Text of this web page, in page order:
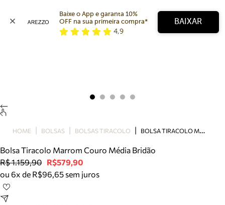
Bolsa
Tamanco
Tênis
Mule
Baixe o App e garanta 10%
OFF na sua primeira compra*
4,9
BAIXAR
HOME BOLSAS BOLSAS TIRACOLO B
OLSA TIRACOLO MARROM COURO MÉDIA BRIDÃO
Bolsa Tiracolo Marrom Couro Média Bridão
R$ 1.159,90 R$579,90
ou 6x de R$96,65 sem juros